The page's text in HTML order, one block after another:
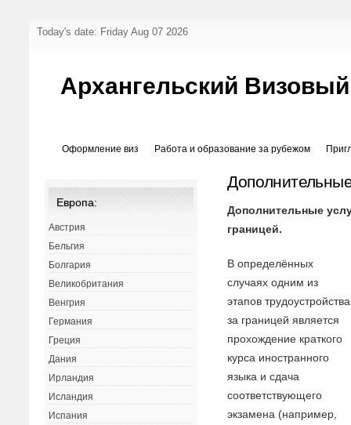
Today's date: Friday Aug 07 2026
Архангельский
Оформление виз Работа и образование за рубежом
Дополнительные
границей.
В определённых
случаях одним из
этапов трудоустройства
за границей является
прохождение краткого
курса иностранного
языка и сдача
соответствующего
экзамена (например,
Европа:
Австрия
Бельгия
Болгария
Великобритания
Венгрия
Германия
Греция
Дания
Ирландия
Исландия
Испания